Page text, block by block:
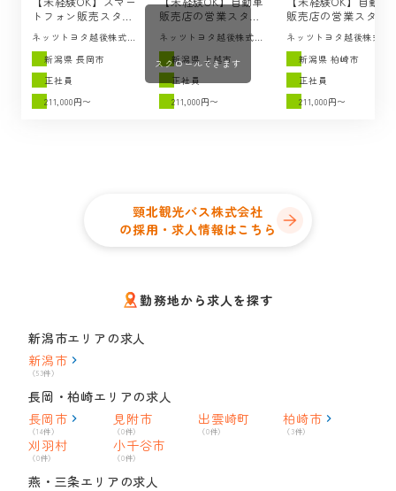
トフォン販売スタッ
フの求人 / ネッツト
ヨタ越後（長岡市）
ネッツトヨタ越後株式会
杜
新潟県 長岡市
正社員
211,000円〜
販売店の営業スタッ
ヨタ越後（上越市）
ネッツトヨタ越後株式会
杜
新潟県 上越市
正社員
211,000円〜
販売店の営業スタッ
フの求人 / ネッツト
ヨタ越後（柏崎市）
ネッツトヨタ越後株式会
杜
新潟県 柏崎市
正社員
211,000円〜
スクロールできます
頸北観光バス株式会社
の採用・求人情報はこちら
勤務地から求人を探す
新潟市エリアの求人
新潟市
（53件）
長岡・柏崎エリアの求人
長岡市
（14件）
見附市
（0件）
出雲崎町
（0件）
柏崎市
（3件）
刈羽村
（0件）
小千谷市
（0件）
燕・三条エリアの求人